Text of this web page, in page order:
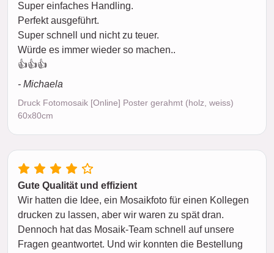
Super einfaches Handling.
Perfekt ausgeführt.
Super schnell und nicht zu teuer.
Würde es immer wieder so machen..
👍👍👍
- Michaela
Druck Fotomosaik [Online] Poster gerahmt (holz, weiss)
60x80cm
Gute Qualität und effizient
Wir hatten die Idee, ein Mosaikfoto für einen Kollegen
drucken zu lassen, aber wir waren zu spät dran.
Dennoch hat das Mosaik-Team schnell auf unsere
Fragen geantwortet. Und wir konnten die Bestellung